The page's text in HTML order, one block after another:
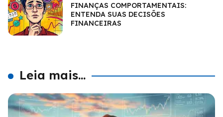
FINANÇAS COMPORTAMENTAIS:
ENTENDA SUAS DECISÕES
FINANCEIRAS
Leia mais...